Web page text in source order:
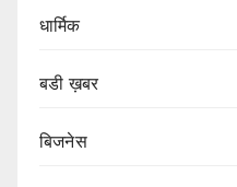
धार्मिक
बडी ख़बर
बिजनेस